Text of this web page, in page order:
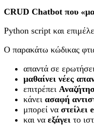
CRUD Chatbot που
Python script και
Ο παρακάτω κώδικας
απαντά σε
μαθαίνει νέες
επιτρέπει
κάνει ασαφή
μπορεί να στείλει
και να εξάγει το